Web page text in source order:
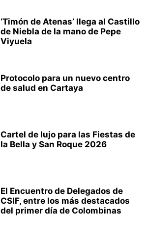
‘Timón de Atenas’ llega al Castillo
de Niebla de la mano de Pepe
Viyuela
Protocolo para un nuevo centro
de salud en Cartaya
Cartel de lujo para las Fiestas de
la Bella y San Roque 2026
El Encuentro de Delegados de
CSIF, entre los más destacados
del primer día de Colombinas